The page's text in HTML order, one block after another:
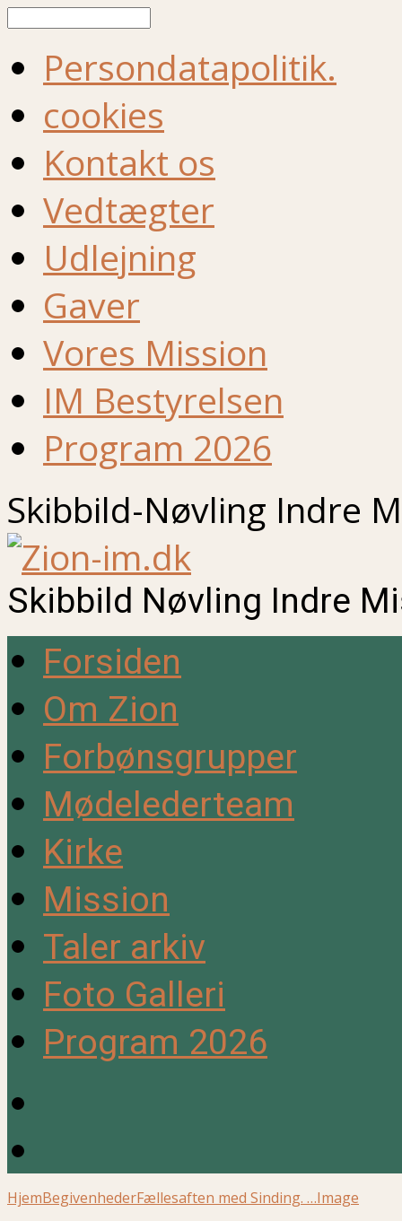
Persondatapolitik.
cookies
Kontakt os
Vedtægter
Udlejning
Gaver
Vores Mission
IM Bestyrelsen
Program 2026
Skibbild-Nøvling Indre
Skibbild Nøvling Indre
Forsiden
Om Zion
Forbønsgrupper
Mødelederteam
Kirke
Mission
Taler arkiv
Foto Galleri
Program 2026
HjemBegivenhederFællesaften med Sinding. …Image